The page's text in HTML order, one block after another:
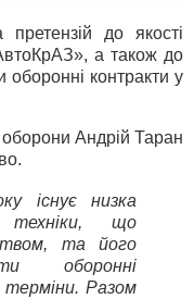
до якості
а також до
оборонні контракти у
оборони Андрій Таран
існує низка
що
та його
оборонні
терміни. Разом